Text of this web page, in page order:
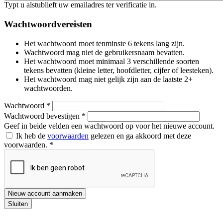
Typt u alstublieft uw emailadres ter verificatie in.
Wachtwoordvereisten
Het wachtwoord moet tenminste 6 tekens lang zijn.
Wachtwoord mag niet de gebruikersnaam bevatten.
Het wachtwoord moet minimaal 3 verschillende soorten
tekens bevatten (kleine letter, hoofdletter, cijfer of leesteken).
Het wachtwoord mag niet gelijk zijn aan de laatste 2+
wachtwoorden.
Wachtwoord *
Wachtwoord bevestigen *
Geef in beide velden een wachtwoord op voor het nieuwe account.
Ik heb de voorwaarden gelezen en ga akkoord met deze
voorwaarden. *
Nieuw account aanmaken
Sluiten